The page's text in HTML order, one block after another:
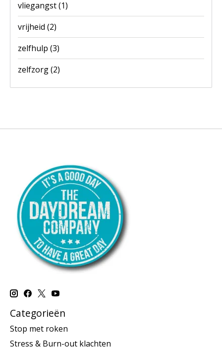
vliegangst(1)
vrijheid (2)
zelfhulp (3)
zelfzorg(2)
Categorieën
Stop met roken
Stress & Burn-out klachten